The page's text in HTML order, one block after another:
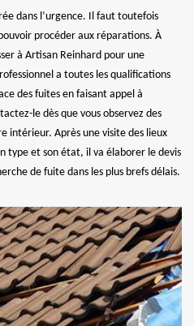
dans l’urgence. Il faut toutefois
procéder aux réparations. À
à Artisan Reinhard pour une
a toutes les qualifications
des fuites en faisant appel à
le dès que vous observez des
intérieur. Après une visite des lieux
type et son état, il va élaborer le devis
de fuite dans les plus brefs délais.